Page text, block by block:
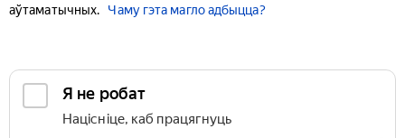
аўтаматычных.
Чаму гэта магло адбыцца?
Я не робат
Націсніце, каб працягнуць